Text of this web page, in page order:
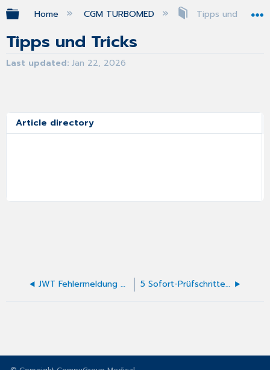
Expand/collapse global hierarchy
Home CGM TURBOMED Tipps und Tricks
Tipps und Tricks
Last updated Jan 22, 2026
Article directory
JWT Fehlermeldung 401 bei der ePA 5 Sofort-Prüfschritte, wenn die Signatur nicht funktioniert